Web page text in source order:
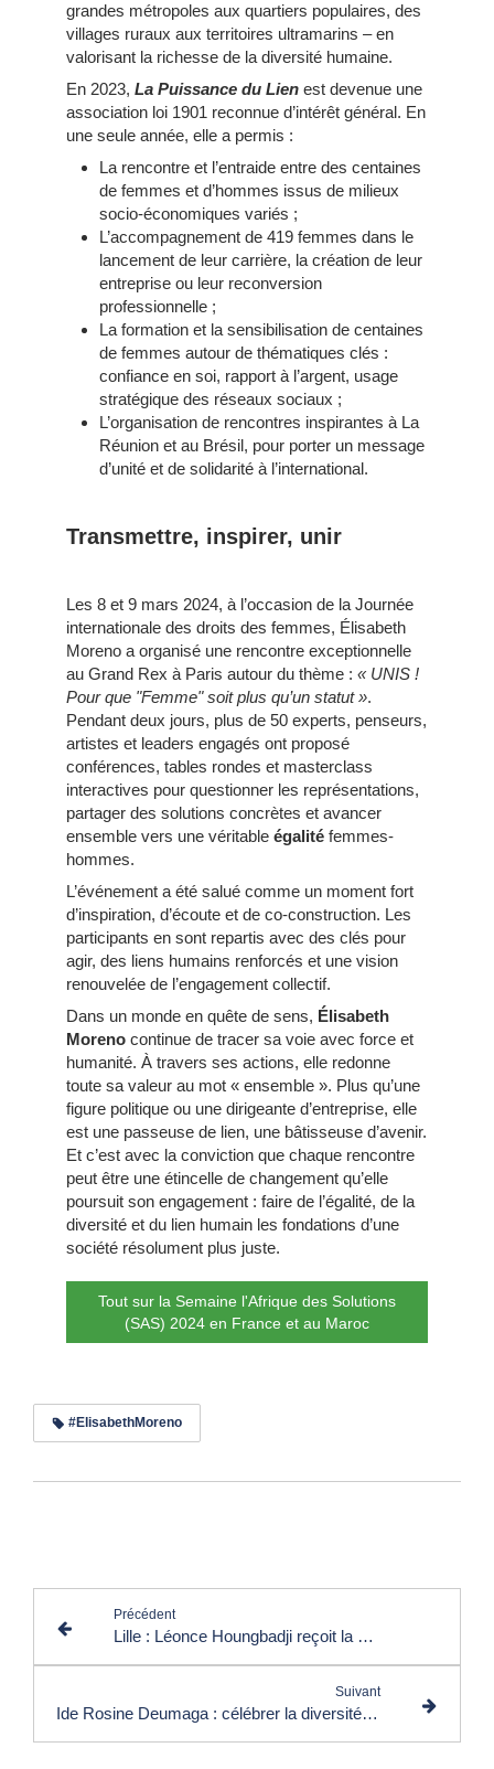
grandes métropoles aux quartiers populaires, des
villages ruraux aux territoires ultramarins – en
valorisant la richesse de la diversité humaine.
En 2023, La Puissance du Lien est devenue une
association loi 1901 reconnue d’intérêt général. En
une seule année, elle a permis :
La rencontre et l’entraide entre des centaines
de femmes et d’hommes issus de milieux
socio-économiques variés ;
L’accompagnement de 419 femmes dans le
lancement de leur carrière, la création de leur
entreprise ou leur reconversion
professionnelle ;
La formation et la sensibilisation de centaines
de femmes autour de thématiques clés :
confiance en soi, rapport à l’argent, usage
stratégique des réseaux sociaux ;
L’organisation de rencontres inspirantes à La
Réunion et au Brésil, pour porter un message
d’unité et de solidarité à l’international.
Transmettre, inspirer, unir
Les 8 et 9 mars 2024, à l’occasion de la Journée
internationale des droits des femmes, Élisabeth
Moreno a organisé une rencontre exceptionnelle
au Grand Rex à Paris autour du thème : « UNIS !
Pour que "Femme" soit plus qu’un statut ».
Pendant deux jours, plus de 50 experts, penseurs,
artistes et leaders engagés ont proposé
conférences, tables rondes et masterclass
interactives pour questionner les représentations,
partager des solutions concrètes et avancer
ensemble vers une véritable égalité femmes-
hommes.
L’événement a été salué comme un moment fort
d’inspiration, d’écoute et de co-construction. Les
participants en sont repartis avec des clés pour
agir, des liens humains renforcés et une vision
renouvelée de l’engagement collectif.
Dans un monde en quête de sens, Élisabeth
Moreno continue de tracer sa voie avec force et
humanité. À travers ses actions, elle redonne
toute sa valeur au mot « ensemble ». Plus qu’une
figure politique ou une dirigeante d’entreprise, elle
est une passeuse de lien, une bâtisseuse d’avenir.
Et c’est avec la conviction que chaque rencontre
peut être une étincelle de changement qu’elle
poursuit son engagement : faire de l’égalité, de la
diversité et du lien humain les fondations d’une
société résolument plus juste.
Tout sur la Semaine l'Afrique des Solutions
(SAS) 2024 en France et au Maroc
#ElisabethMoreno
Précédent
Lille : Léonce Houngbadji reçoit la Médaille d’Or du Mérite Philanthropique
Suivant
Ide Rosine Deumaga : célébrer la diversité et la richesse de la culture africaine